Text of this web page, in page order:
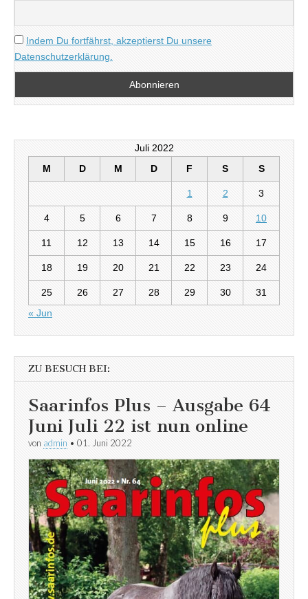
Indem Du fortfährst, akzeptierst Du unsere
Datenschutzerklärung.
Juli 2022
M
D M D F S S
1 2 3
4 5 6 7 8 9 10
11 12 13 14 15 16 17
18 19 20 21 22 23 24
25 26 27 28 29 30
31
« Jun
ZU BESUCH BEI:
Saarinfos Plus – Ausgabe 64
Juni Juli 22 ist nun online
von admin • 01. Juni 2022